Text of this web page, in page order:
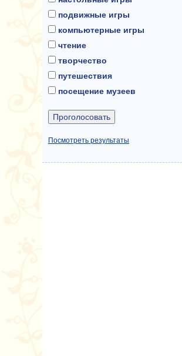
подвижные игры
компьютерные игры
чтение
творчество
путешествия
посещение музеев
Посмотреть результаты